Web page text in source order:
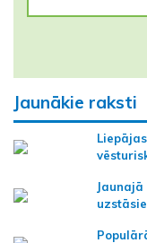
Jaunākie raksti